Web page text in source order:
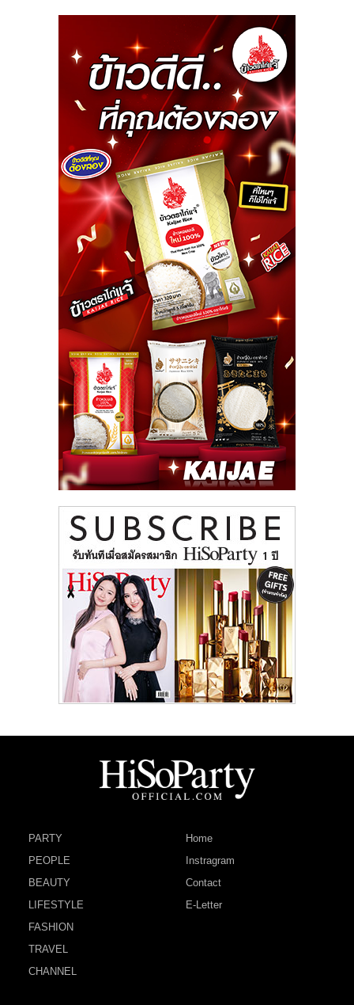
PARTY
PEOPLE
BEAUTY
LIFESTYLE
FASHION
TRAVEL
CHANNEL
Home
Instragram
Contact
E-Letter